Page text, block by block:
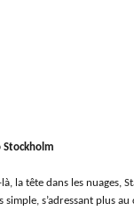
Stockholm
la tête dans les nuages,
s’adressant plus